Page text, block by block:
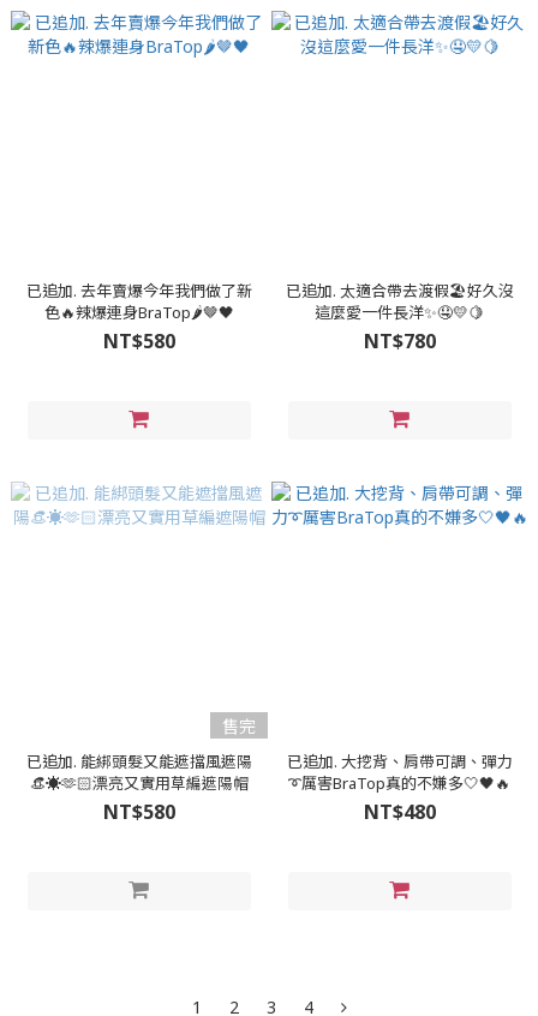
已追加. 去年賣爆今年我們做了新
色🔥辣爆連身BraTop🌶🤎🖤
NT$580
已追加. 太適合帶去渡假🏖️好久沒
這麼愛一件長洋✨🤤💛🍋
NT$780
售完
已追加. 能綁頭髮又能遮擋風遮陽
👒☀️🫶🏻漂亮又實用草編遮陽帽
NT$580
已追加. 大挖背、肩帶可調、彈力
➰厲害BraTop真的不嫌多🤍🖤🔥
NT$480
1 2 3 4